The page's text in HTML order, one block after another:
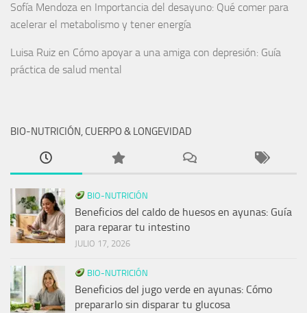
Sofía Mendoza en Importancia del desayuno: Qué comer para
acelerar el metabolismo y tener energía
Luisa Ruiz en Cómo apoyar a una amiga con depresión: Guía
práctica de salud mental
BIO-NUTRICIÓN, CUERPO & LONGEVIDAD
BIO-NUTRICIÓN
Beneficios del caldo de huesos en ayunas: Guía
para reparar tu intestino
JULIO 17, 2026
BIO-NUTRICIÓN
Beneficios del jugo verde en ayunas: Cómo
prepararlo sin disparar tu glucosa